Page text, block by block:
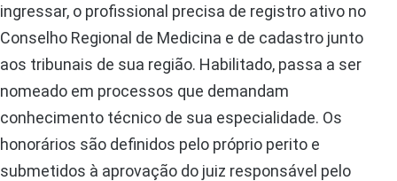
ingressar, o profissional precisa de registro ativo no
Conselho Regional de Medicina e de cadastro junto
aos tribunais de sua região. Habilitado, passa a ser
nomeado em processos que demandam
conhecimento técnico de sua especialidade. Os
honorários são definidos pelo próprio perito e
submetidos à aprovação do juiz responsável pelo